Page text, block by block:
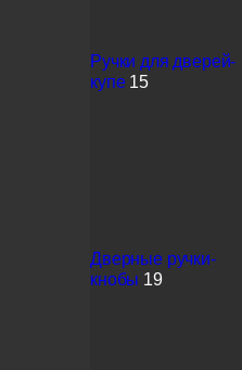
Ручки для дверей-
купе 15
Дверные ручки-
кнобы 19